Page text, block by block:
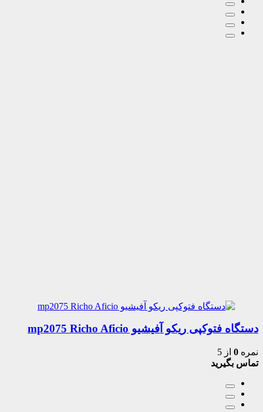
دستگاه فتوکپی ریکو آفیشیو mp2075 Richo Aficio
نمره 0 از 5
تماس بگیرید